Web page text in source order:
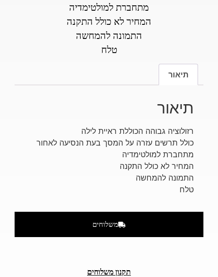
מתחברת למולטימדיה
המחיר לא כולל התקנה
התמונה להמחשה
טלח
תיאור
תיאור
רזולוציה גבוהה הכוללת ראיית לילה
כולל תרשים עזרה על המסך בעת הנסיעה לאחור
מתחברת למולטימדיה
המחיר לא כולל התקנה
התמונה להמחשה
טלח
משלוחים
תקנון משלוחים